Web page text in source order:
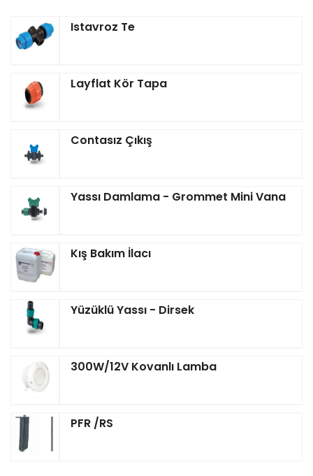
Istavroz Te
Layflat Kör Tapa
Contasız Çıkış
Yassı Damlama - Grommet Mini Vana
Kış Bakım İlacı
Yüzüklü Yassı - Dirsek
300W/12V Kovanlı Lamba
PFR /RS